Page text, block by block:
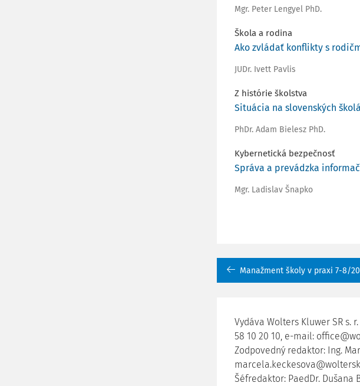
Mgr. Peter Lengyel PhD.
Škola a rodina
Ako zvládať konflikty s
JUDr. Ivett Pavlis
Z histórie školstva
Situácia na slovenských
PhDr. Adam Bielesz PhD.
Kybernetická bezpečnosť
Správa a prevádzka
Mgr. Ladislav Šnapko
Manažment školy v praxi 7-8/
Vydáva Wolters Kluwer SR s.
58 10 20 10, e-mail:
Zodpovedný redaktor: Ing.
Šéfredaktor: PaedDr.